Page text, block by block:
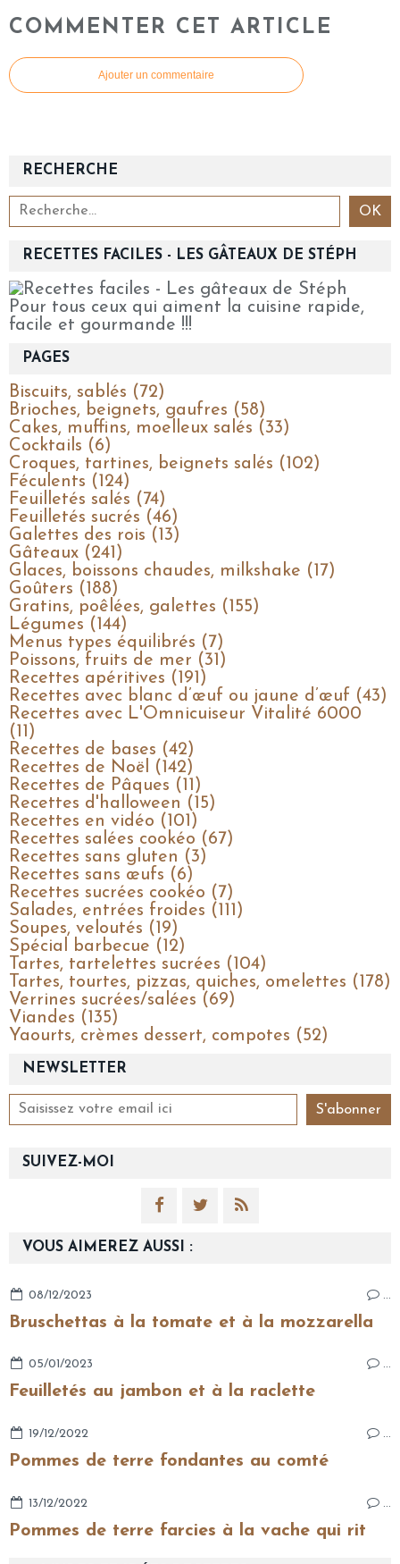
COMMENTER CET ARTICLE
Ajouter un commentaire
NEWSLETTER
SUIVEZ-MOI
RECHERCHE
RECETTES FACILES - LES GÂTEAUX DE STÉPH
Pour tous ceux qui aiment la cuisine rapide,
facile et gourmande !!!
VOUS AIMEREZ AUSSI :
08/12/2023 …
Bruschettas à la tomate et à la mozzarella
05/01/2023 …
Feuilletés au jambon et à la raclette
19/12/2022 …
Pommes de terre fondantes au comté
13/12/2022 …
Pommes de terre farcies à la vache qui rit
PAGES
Biscuits, sablés (72)
Brioches, beignets, gaufres (58)
Cakes, muffins, moelleux salés (33)
Cocktails (6)
Croques, tartines, beignets salés (102)
Féculents (124)
Feuilletés salés (74)
Feuilletés sucrés (46)
Galettes des rois (13)
Gâteaux (241)
Glaces, boissons chaudes, milkshake (17)
Goûters (188)
Gratins, poêlées, galettes (155)
Légumes (144)
Menus types équilibrés (7)
Poissons, fruits de mer (31)
Recettes apéritives (191)
Recettes avec blanc d’œuf ou jaune d’œuf (43)
Recettes avec L'Omnicuiseur Vitalité 6000
(11)
Recettes de bases (42)
Recettes de Noël (142)
Recettes de Pâques (11)
Recettes d'halloween (15)
Recettes en vidéo (101)
Recettes salées cookéo (67)
Recettes sans gluten (3)
Recettes sans œufs (6)
Recettes sucrées cookéo (7)
Salades, entrées froides (111)
Soupes, veloutés (19)
Spécial barbecue (12)
Tartes, tartelettes sucrées (104)
Tartes, tourtes, pizzas, quiches, omelettes (178)
Verrines sucrées/salées (69)
Viandes (135)
Yaourts, crèmes dessert, compotes (52)